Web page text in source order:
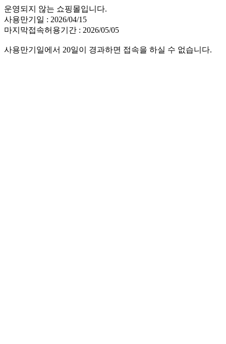
운영되지 않는 쇼핑몰입니다.
사용만기일 : 2026/04/15
마지막접속허용기간 : 2026/05/05
사용만기일에서 20일이 경과하면 접속을 하실 수 없습니다.